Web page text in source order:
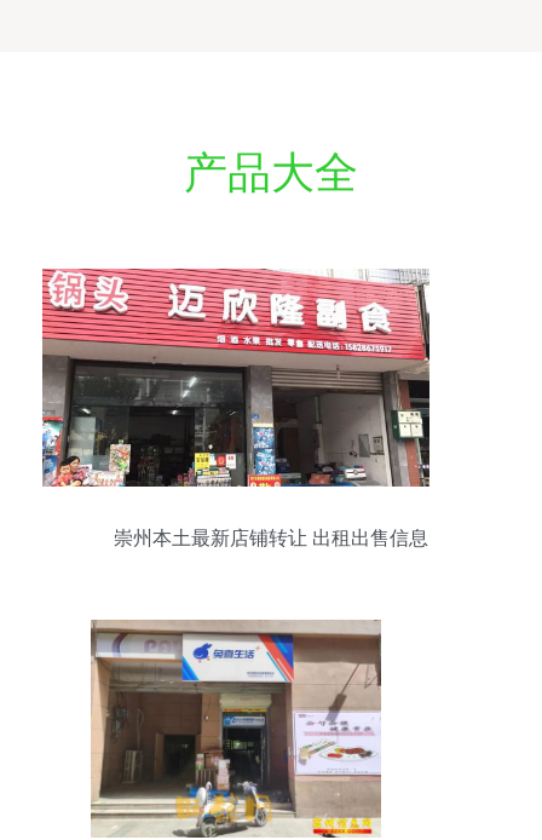
产品大全
崇州本土最新店铺转让 出租出售信息